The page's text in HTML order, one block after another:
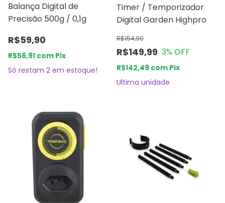
Balança Digital de
Precisão 500g / 0,1g
R$59,90
R$56,91 com Pix
Só restam 2 em estoque!
Timer / Temporizador
Digital Garden Highpro
R$149,99
R$154,90
3% OFF
R$142,49 com Pix
Ultima unidade